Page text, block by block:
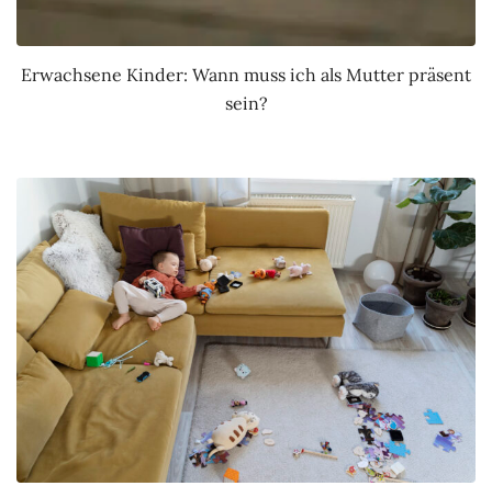
Erwachsene Kinder: Wann muss ich als Mutter präsent
sein?